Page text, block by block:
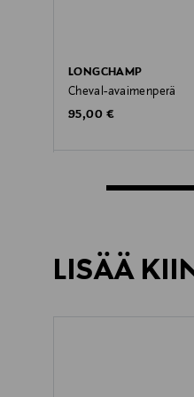
LONGCHAMP
Cheval-avaimenperä
Original Price
95,00 €
LISÄÄ